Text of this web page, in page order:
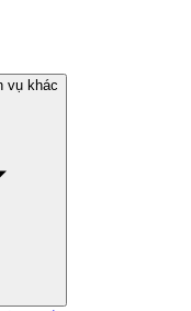
vụ khác